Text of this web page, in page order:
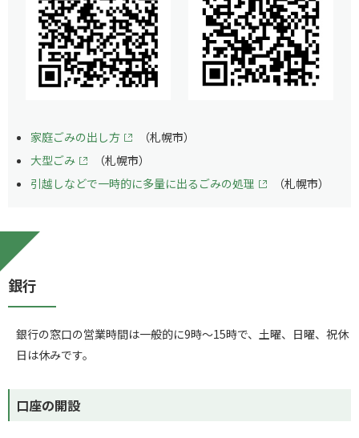
家庭ごみの出し方
（札幌市）
大型ごみ
（札幌市）
引越しなどで一時的に多量に出るごみの処理
（札幌市）
銀行
銀行の窓口の営業時間は一般的に9時～15時で、土曜、日曜、祝休
日は休みです。
口座の開設